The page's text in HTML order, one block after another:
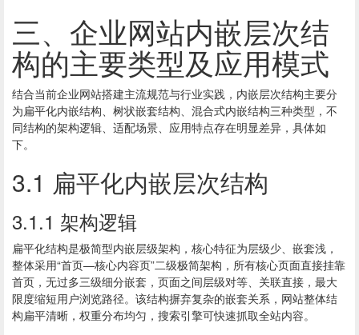
三、企业网站内嵌层次结
构的主要类型及应用模式
结合当前企业网站搭建主流规范与行业实践，内嵌层次结构主要分
为扁平化内嵌结构、树状嵌套结构、混合式内嵌结构三种类型，不
同结构的架构逻辑、适配场景、应用特点存在明显差异，具体如
下。
3.1 扁平化内嵌层次结构
3.1.1 架构逻辑
扁平化结构是极简型内嵌层级架构，核心特征为层级少、嵌套浅，
整体采用“首页—核心内容页”二级极简架构，所有核心页面直接挂靠
首页，无过多三级细分嵌套，页面之间层级对等、关联直接，最大
限度缩短用户浏览路径。该结构摒弃复杂的嵌套关系，网站整体结
构扁平清晰，权重分布均匀，搜索引擎可快速抓取全站内容。